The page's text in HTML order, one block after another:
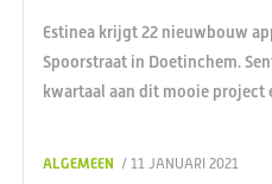
Estinea krijgt 22 nieuwbouw
Spoorstraat in Doetinchem.
kwartaal aan dit mooie project
ALGEMEEN / 11 JANUARI 2021